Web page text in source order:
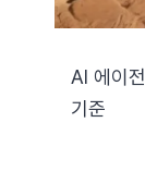
AI 에이
기준